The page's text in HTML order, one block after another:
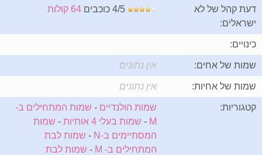
דעת קהל של לא
ישראלים:
4/5 כוכבים 64 קולות
כינויים:
שמות של אחים: אין נתונים
שמות של אחיות: אין נתונים
קטגוריות: שמות הולנדיים-שמות המתחילים ב-
M
-שמות בעלי 4 אותיות -שמות
המסתיימים ב-N
-שמות לבת
המתחילים ב- M
-שמות לבת